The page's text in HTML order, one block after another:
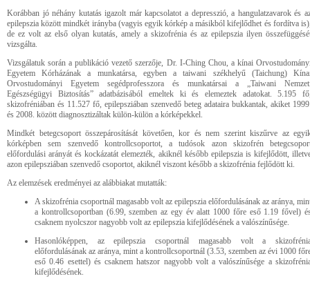
Korábban jó néhány kutatás igazolt már kapcsolatot a depresszió, a hangulatzavarok és
epilepszia között mindkét irányba (vagyis egyik kórkép a másikból kifejlődhet és fordítva
de ez volt az első olyan kutatás, amely a skizofrénia és az epilepszia ilyen
vizsgálta.
Vizsgálatuk során a publikáció vezető szerzője, Dr. I-Ching Chou, a kínai
Egyetem Kórházának a munkatársa, egyben a taiwani székhelyű (Taichung)
Orvostudományi Egyetem segédprofesszora és munkatársai a „Taiwani
Egészségügyi Biztosítás” adatbázisából emeltek ki és elemeztek adatokat. 5.195
skizofréniában és 11.527 fő, epilepsziában szenvedő beteg adataira bukkantak, akiket
és 2008. között diagnosztizáltak külön-külön a kórképekkel.
Mindkét betegcsoport összepárosítását követően, kor és nem szerint kiszűrve az
kórképben sem szenvedő kontrollcsoportot, a tudósok azon skizofrén
előfordulási arányát és kockázatát elemezték, akiknél később epilepszia is kifejlődött,
azon epilepsziában szenvedő csoportot, akiknél viszont később a skizofrénia fejlődött ki.
Az elemzések eredményei az alábbiakat mutatták:
A skizofrénia csoportnál magasabb volt az epilepszia előfordulásának az aránya,
a kontrollcsoportban (6.99, szemben az egy év alatt 1000 főre eső 1.19 fővel)
csaknem nyolcszor nagyobb volt az epilepszia kifejlődésének a valószínűsége.
Hasonlóképpen, az epilepszia csoportnál magasabb volt a
előfordulásának az aránya, mint a kontrollcsoportnál (3.53, szemben az évi 1000
eső 0.46 esettel) és csaknem hatszor nagyobb volt a valószínűsége a
kifejlődésének.